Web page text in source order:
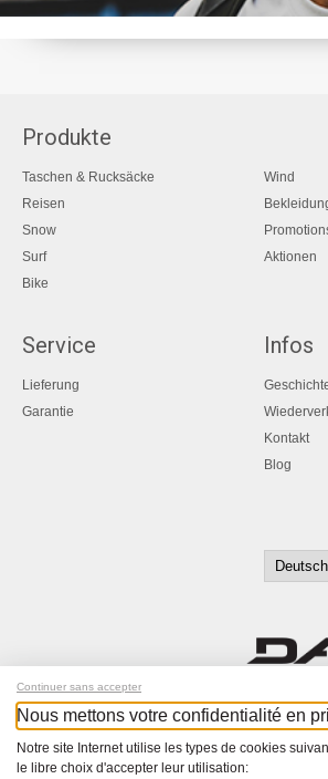
Produkte
Taschen & Rucksäcke
Reisen
Snow
Surf
Bike
Wind
Aktionen
Service
Lieferung
Garantie
Infos
Kontakt
Blog
Melde dich
Continuer sans accepter
Nous mettons votre confidentialité en
Notre site Internet utilise les types de cookies
le libre choix d'accepter leur utilisation: